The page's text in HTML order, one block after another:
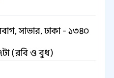
সাভার, ঢাকা - ১৩৪০
(রবি ও বুধ)